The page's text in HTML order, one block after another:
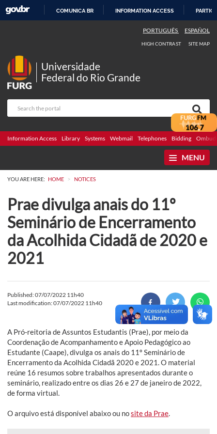
COMUNICA BR INFORMATION ACCESS
PORTUGUÊS ESPAÑOL
HIGH CONTRAST SITE MAP
Universidade
Federal do Rio Grande
Information Access Library Systems Webmail Telephones Bidding
MENU
YOU ARE HERE: HOME > NOTICES
Prae divulga anais do 11º
Seminário de Encerramento
da Acolhida Cidadã de 2020 e
2021
Published: 07/07/2022 11h40
Last modification: 07/07/2022 11h40
A Pró-reitoria de Assuntos Estudantis (Prae), por meio da
Coordenação de Acompanhamento e Apoio Pedagógico ao
Estudante (Caape), divulga os anais do 11º Seminário de
Encerramento da Acolhida Cidadã 2020 e 2021. O material
reúne 16 resumos sobre trabalhos apresentados durante o
seminário, realizado entre os dias 26 e 27 de janeiro de 2022,
de forma virtual.
O arquivo está disponível abaixo ou nosite da Prae